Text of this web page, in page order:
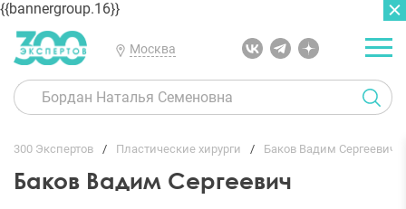
{{bannergroup.16}}
Москва
300 Экспертов Пластические хирурги Баков Вадим Сергеевич
Баков Вадим Сергеевич
ГЛАВНАЯ ОТЗЫВЫ